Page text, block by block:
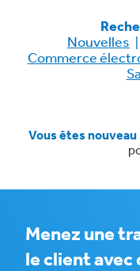
Nouvelles
Commerce
Vous êtes nouveau
Menez une
le client avec